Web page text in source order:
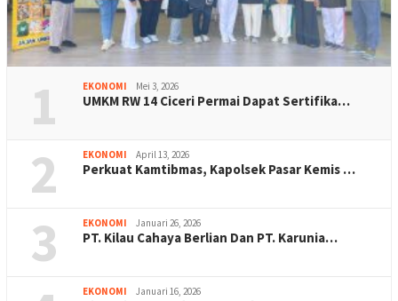
1 EKONOMI Mei 3, 2026
UMKM RW 14 Ciceri Permai Dapat Sertifika…
2 EKONOMI April 13, 2026
Perkuat Kamtibmas, Kapolsek Pasar Kemis …
3 EKONOMI Januari 26, 2026
PT. Kilau Cahaya Berlian Dan PT. Karunia…
EKONOMI Januari 16, 2026